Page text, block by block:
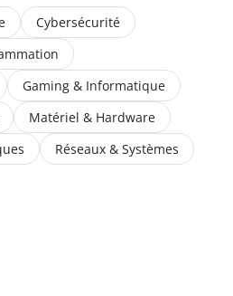
Cybersécurité
Gaming & Informatique
Matériel & Hardware
Réseaux & Systèmes